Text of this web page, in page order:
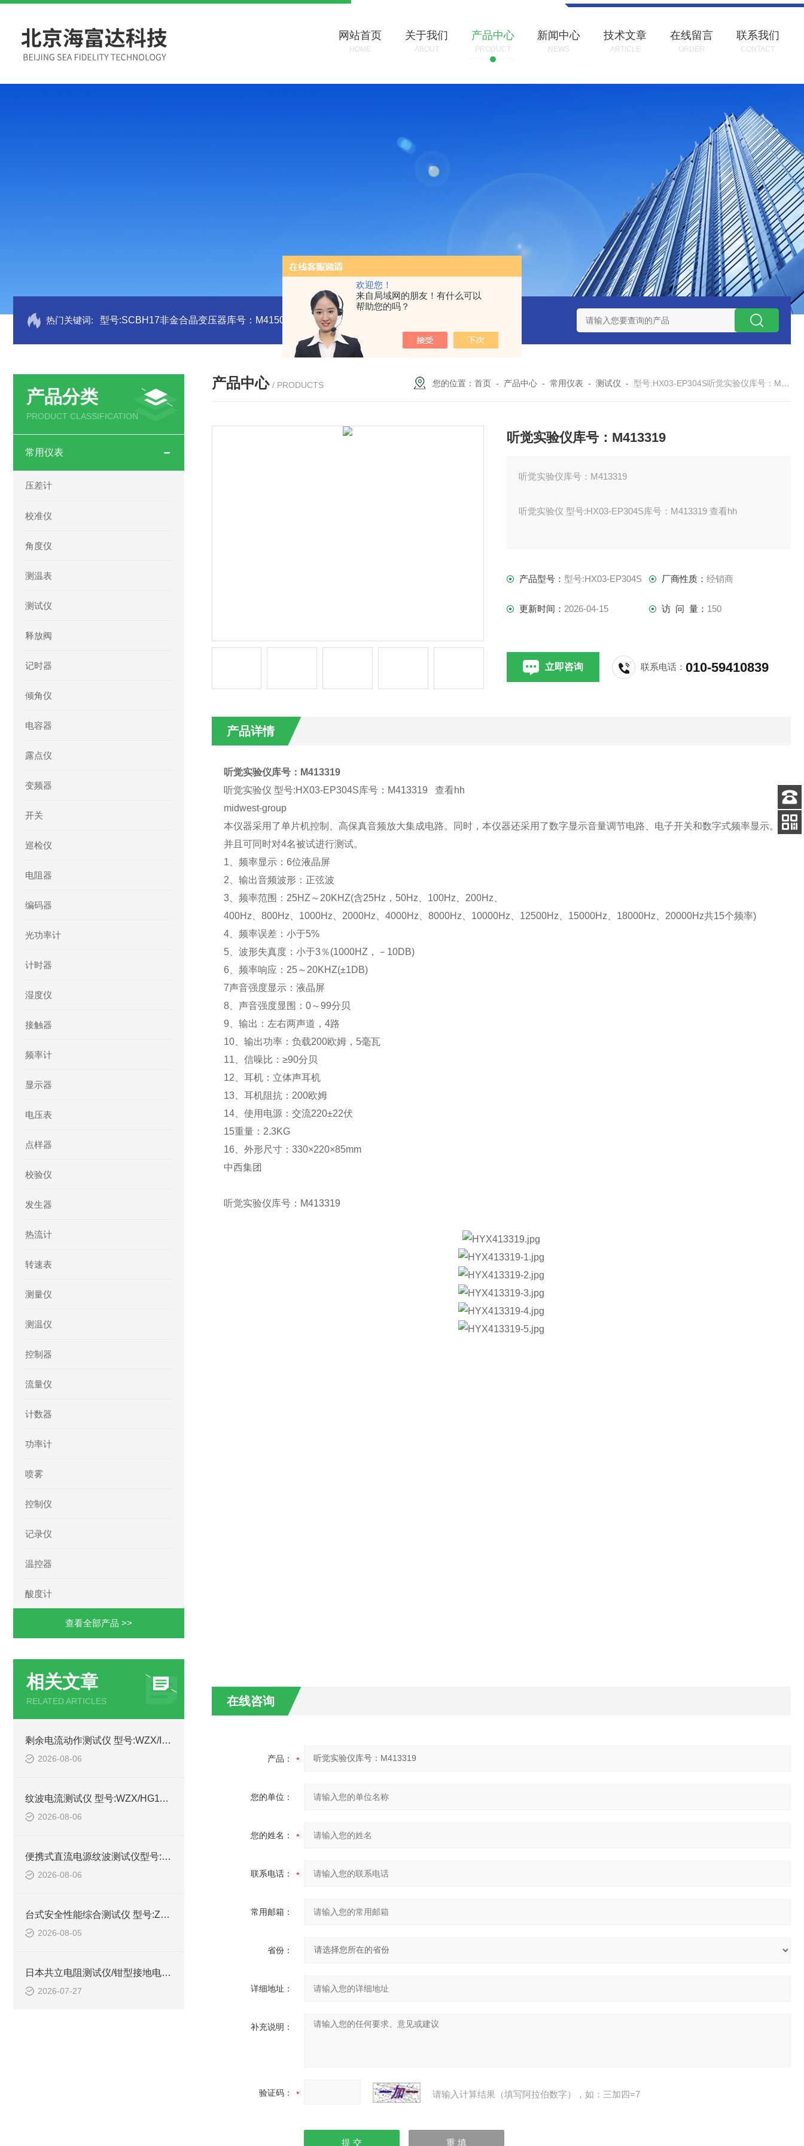
欢迎您！
来自局域网的朋友！有什么可以
帮助您的吗？
网站首页
HOME
关于我们
ABOUT
产品中心
PRODUCT
新闻中心
NEWS
技术文章
ARTICLE
在线留言
ORDER
联系我们
CONTACT
热门关键词: 型号:SCBH17非金合晶变压器库号：M415011 型号:HX03-CHI650F电化学分析仪/工作站库号：M415012 型号:ZXEFQ/3*20不锈钢槽式二分器/缩分器库号：
产品分类
PRODUCT CLASSIFICATION
常用仪表
压差计
校准仪
角度仪
测温表
测试仪
释放阀
记时器
倾角仪
电容器
露点仪
变频器
开关
巡检仪
电阻器
编码器
光功率计
计时器
湿度仪
接触器
频率计
显示器
电压表
点样器
校验仪
发生器
热流计
转速表
测量仪
测温仪
控制器
流量仪
计数器
功率计
喷雾
控制仪
记录仪
温控器
酸度计
查看全部产品 >>
相关文章
RELATED ARTICLES
剩余电流动作测试仪 型号:WZX/IDB-4的详细介绍
2026-08-06
纹波电流测试仪 型号:WZX/HG1100-10A库号：M414989的简单介绍
2026-08-06
便携式直流电源纹波测试仪型号:WZX/DYWB-260的简单介绍
2026-08-06
台式安全性能综合测试仪 型号:ZX/HEX330的详细介绍
2026-08-05
日本共立电阻测试仪/钳型接地电阻测试仪 型号:MODEL4200的技术介绍
2026-07-27
产品中心 / PRODUCTS 您的位置：首页 - 产品中心 -常用仪表 -测试仪 -型号:HX03-EP304S听觉实验仪库号：M413319
听觉实验仪库号：M413319
听觉实验仪库号：M413319
听觉实验仪 型号:HX03-EP304S库号：M413319 查看hh
本仪器采用了单片机控制、高保真音频放大集成电路。同时，本
示。并且可同时对4名被试进行测试。
1、频率显示：6位液晶屏
2、输出音频波形：正弦波
产品型号：型号:HX03-EP304S 厂商性质： 经销商
更新时间： 2026-04-15 访 问 量： 150
立即咨询 联系电话：010-59410839
产品详情
听觉实验仪库号：M413319
听觉实验仪 型号:HX03-EP304S库号：M413319 查看hh
midwest-group
本仪器采用了单片机控制、高保真音频放大集成电路。同时，本仪器还采用了数字显示音量调节电路、电子开关和数字式频率显示。
并且可同时对4名被试进行测试。
1、频率显示：6位液晶屏
2、输出音频波形：正弦波
3、频率范围：25HZ～20KHZ(含25Hz，50Hz、100Hz、200Hz、
400Hz、800Hz、1000Hz、2000Hz、4000Hz、8000Hz、10000Hz、12500Hz、15000Hz、18000Hz、20000Hz共15个频率)
4、频率误差：小于5%
5、波形失真度：小于3％(1000HZ，－10DB)
6、频率响应：25～20KHZ(±1DB)
7声音强度显示：液晶屏
8、声音强度显围：0～99分贝
9、输出：左右两声道，4路
10、输出功率：负载200欧姆，5毫瓦
11、信噪比：≥90分贝
12、耳机：立体声耳机
13、耳机阻抗：200欧姆
14、使用电源：交流220±22伏
15重量：2.3KG
16、外形尺寸：330×220×85mm
中西集团
听觉实验仪库号：M413319
在线咨询
产品：
您的单位：
您的姓名：
联系电话：
常用邮箱：
省份：
详细地址：
补充说明：
验证码： 请输入计算结果（填写阿拉伯数字），如：三加四=7
客服
电话